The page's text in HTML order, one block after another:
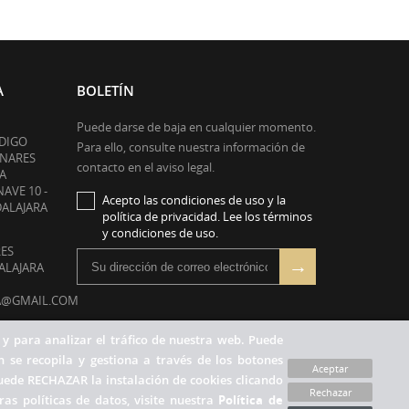
para analizar el tráfico de nuestra web. Puede
recopila y gestiona a través de los botones
RECHAZAR la instalación de cookies clicando
políticas de datos, visite nuestra Política de
Aceptar
Rechazar
10 -
BOLETÍN
Puede darse de baja en cualquier momento.
Para ello, consulte nuestra información de
contacto en el aviso legal.
Acepto las condiciones de uso y la
política de privacidad. Lee los términos
y condiciones de uso.